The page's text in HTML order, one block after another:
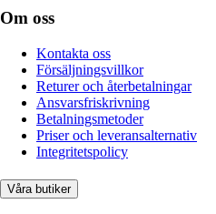
Om oss
Kontakta oss
Försäljningsvillkor
Returer och återbetalningar
Ansvarsfriskrivning
Betalningsmetoder
Priser och leveransalternativ
Integritetspolicy
Våra butiker